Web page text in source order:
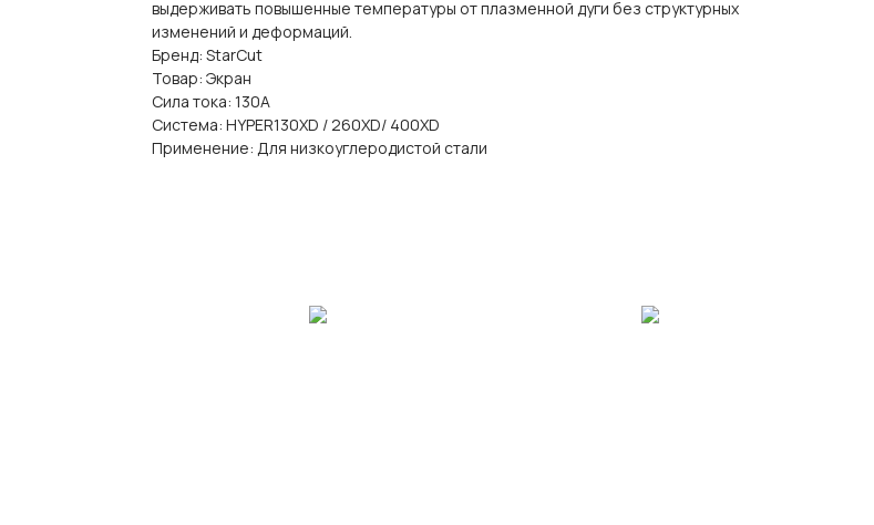
выдерживать повышенные температуры от плазменной дуги без структурных
изменений и деформаций.
Бренд: StarCut
Товар: Экран
Сила тока: 130А
Система: HYPER130XD / 260XD/ 400XD
Применение: Для низкоуглеродистой стали